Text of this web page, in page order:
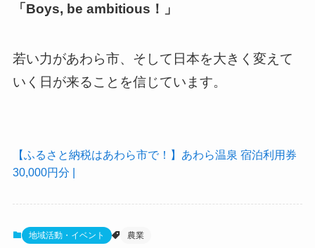
「Boys, be ambitious！」
若い力があわら市、そして日本を大きく変えて
いく日が来ることを信じています。
【ふるさと納税はあわら市で！】あわら温泉 宿泊利用券
30,000円分 |
地域活動・イベント 農業